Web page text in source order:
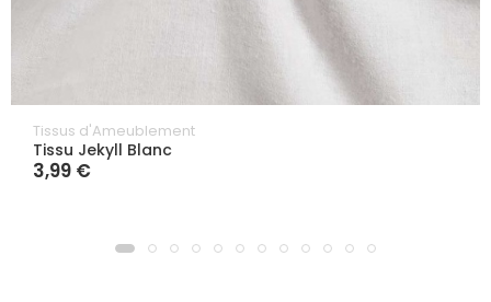
Tissus d'Ameublement
Tissu Jekyll Blanc
3,99 €